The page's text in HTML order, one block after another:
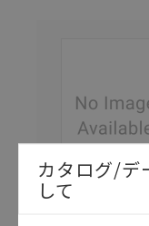
カタログ/デ
して